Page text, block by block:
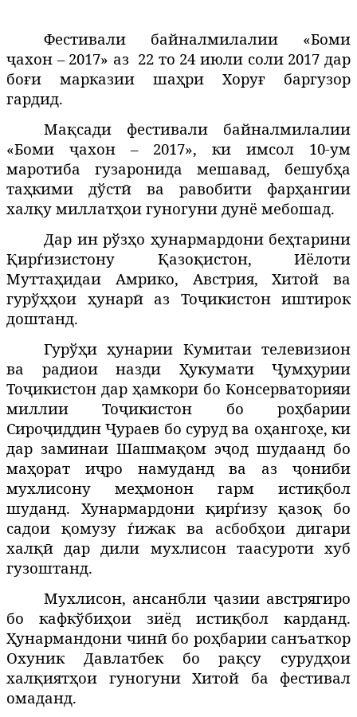
Фестивали байналмилалии «Боми
ҷахон – 2017» аз 22 то 24 июли соли 2017 дар
боғи марказии шаҳри Хоруғ баргузор
гардид.
Мақсади фестивали байналмилалии
«Боми ҷахон – 2017», ки имсол 10-ум
маротиба гузаронида мешавад, бешубҳа
таҳкими дўстӣ ва равобити фарҳангии
халқу миллатҳои гуногуни дунё мебошад.
Дар ин рўзҳо ҳунармардони беҳтарини
Қирѓизистону Қазоқистон, Иёлоти
Муттаҳидаи Амрико, Австрия, Хитой ва
гурўҳҳои ҳунарӣ аз Тоҷикистон иштирок
доштанд.
Гурўҳи ҳунарии Кумитаи телевизион
ва радиои назди Ҳукумати Ҷумҳурии
Тоҷикистон дар ҳамкори бо Консерваторияи
миллии Тоҷикистон бо роҳбарии
Сироҷиддин Ҷураев бо суруд ва оҳангоҳе, ки
дар заминаи Шашмақом эҷод шудаанд бо
маҳорат иҷро намуданд ва аз ҷониби
мухлисону меҳмонон гарм истиқбол
шуданд. Хунармардони қирѓизу қазоқ бо
садои қомузу ѓижак ва асбобҳои дигари
халқӣ дар дили мухлисон таасуроти хуб
гузоштанд.
Мухлисон, ансанбли ҷазии австрягиро
бо кафкўбиҳои зиёд истиқбол карданд.
Ҳунармандони чинӣ бо роҳбарии санъаткор
Охуник Давлатбек бо рақсу сурудҳои
халқиятҳои гуногуни Хитой ба фестивал
омаданд.